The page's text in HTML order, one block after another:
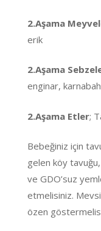
2.Aşama
erik
2.Aşama
enginar,
2.Aşama Etler;
Bebeğiniz için
gelen köy
ve GDO’suz
etmelisiniz.
özen